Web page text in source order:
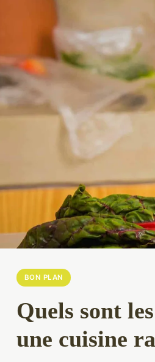
BON PLAN
Quels sont
une cuisine